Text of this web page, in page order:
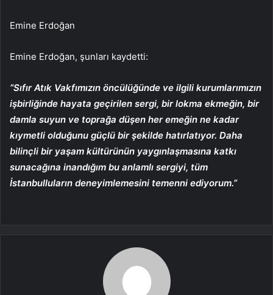
Emine Erdoğan
Emine Erdoğan, şunları kaydetti:
“Sıfır Atık Vakfımızın öncülüğünde ve ilgili kurumlarımızın
işbirliğinde hayata geçirilen sergi, bir lokma ekmeğin, bir
damla suyun ve toprağa düşen her emeğin ne kadar
kıymetli olduğunu güçlü bir şekilde hatırlatıyor. Daha
bilinçli bir yaşam kültürünün yaygınlaşmasına katkı
sunacağına inandığım bu anlamlı sergiyi, tüm
İstanbulluların deneyimlemesini temenni ediyorum.”